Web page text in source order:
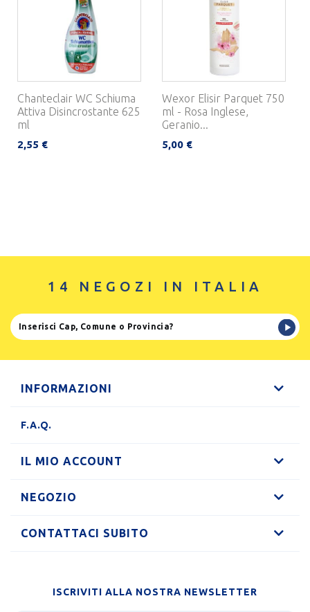
Chanteclair WC Schiuma
Attiva Disincrostante 625
ml
2,55 €
Wexor Elisir Parquet 750
ml - Rosa Inglese,
Geranio...
5,00 €
14 NEGOZI IN ITALIA
INFORMAZIONI
F.A.Q.
IL MIO ACCOUNT
NEGOZIO
CONTATTACI SUBITO
ISCRIVITI ALLA NOSTRA NEWSLETTER